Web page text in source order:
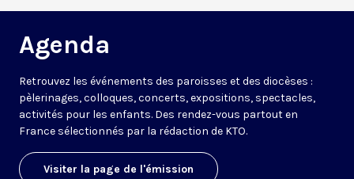
Agenda
Retrouvez les événements des paroisses et des diocèses :
pèlerinages, colloques, concerts, expositions, spectacles,
activités pour les enfants. Des rendez-vous partout en
France sélectionnés par la rédaction de KTO.
Visiter la page de l'émission